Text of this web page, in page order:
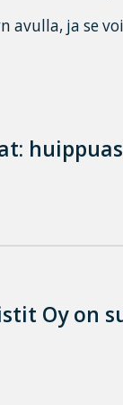
avulla, ja se
Oy on